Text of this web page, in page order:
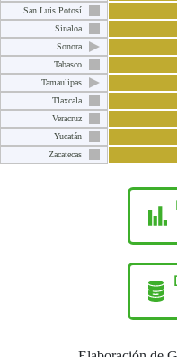
San Luis Potosí
Sinaloa
Sonora
Tabasco
Tamaulipas
Tlaxcala
Veracruz
Yucatán
Zacatecas